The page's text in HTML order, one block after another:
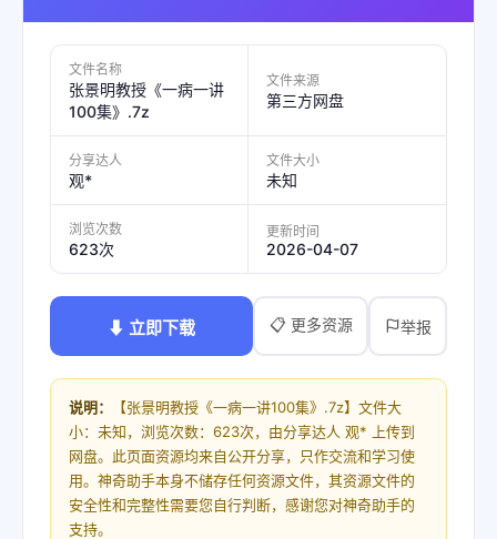
文件名称
张景明教授《一病一讲
100集》.7z
文件来源
第三方网盘
分享达人
观*
文件大小
未知
浏览次数
623次
更新时间
2026-04-07
⬇ 立即下载 📋 更多资源 举报
说明：
【张景明教授《一病一讲100集》.7z】文件大
小：未知，浏览次数：623次，由分享达人 观* 上传到
网盘。此页面资源均来自公开分享，只作交流和学习使
用。神奇助手本身不储存任何资源文件，其资源文件的
安全性和完整性需要您自行判断，感谢您对神奇助手的
支持。